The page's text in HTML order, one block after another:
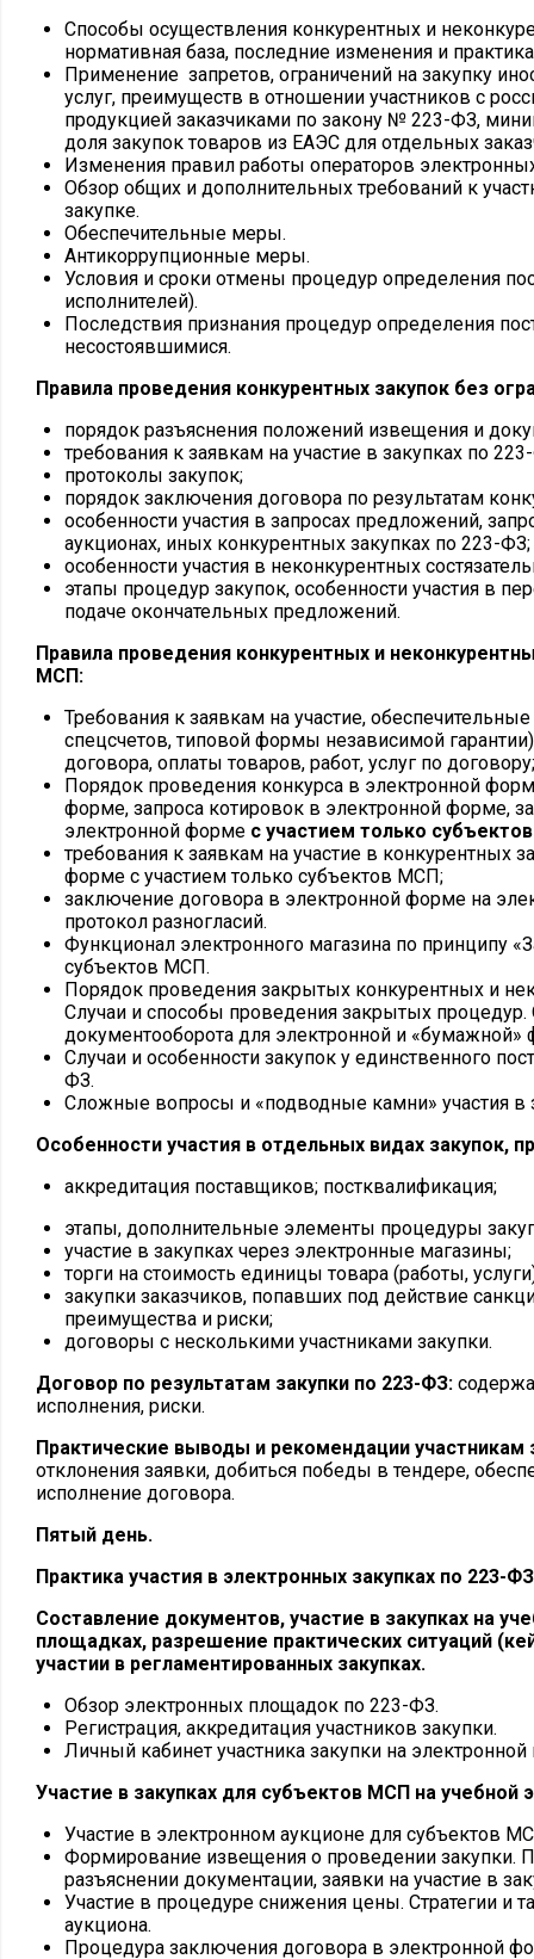
Способы осуществления конкурентных и
нормативная база, последние изменения и
Применение запретов, ограничений на закупку
услуг, преимуществ в отношении участников с
продукцией заказчиками по закону № 223-ФЗ,
доля закупок товаров из ЕАЭС для отдельных
Изменения правил работы операторов
Обзор общих и дополнительных требований к
закупке.
Обеспечительные меры.
Антикоррупционные меры.
Условия и сроки отмены процедур определения
исполнителей).
Последствия признания процедур определения
несостоявшимися.
Правила проведения конкурентных закупок без
порядок разъяснения положений извещения и
требования к заявкам на участие в закупках по
протоколы закупок;
порядок заключения договора по результатам
особенности участия в запросах предложений,
аукционах, иных конкурентных закупках по 223-ФЗ;
особенности участия в неконкурентных
этапы процедур закупок, особенности участия в
подаче окончательных предложений.
Правила проведения конкурентных и
МСП:
Требования к заявкам на участие,
спецсчетов, типовой формы независимой
договора, оплаты товаров, работ, услуг по договору;
Порядок проведения конкурса в электронной
форме, запроса котировок в электронной форме,
электронной форме с участием только
требования к заявкам на участие в конкурентных
форме с участием только субъектов МСП;
заключение договора в электронной форме на
протокол разногласий.
Функционал электронного магазина по принципу
субъектов МСП.
Порядок проведения закрытых конкурентных и
Случаи и способы проведения закрытых процедур.
документооборота для электронной и «бумажной»
Случаи и особенности закупок у единственного
ФЗ.
Сложные вопросы и «подводные камни» участия в
Особенности участия в отдельных видах закупок,
аккредитация поставщиков; постквалификация;
этапы, дополнительные элементы процедуры
участие в закупках через электронные магазины;
торги на стоимость единицы товара (работы,
закупки заказчиков, попавших под действие
преимущества и риски;
договоры с несколькими участниками закупки.
Договор по результатам закупки по 223-ФЗ:
исполнения, риски.
Практические выводы и рекомендации участникам
отклонения заявки, добиться победы в тендере,
исполнение договора.
Пятый день.
Практика участия в электронных закупках по 223-
Составление документов, участие в закупках на
площадках, разрешение практических ситуаций
участии в регламентированных закупках.
Обзор электронных площадок по 223-ФЗ.
Регистрация, аккредитация участников закупки.
Личный кабинет участника закупки на
Участие в закупках для субъектов МСП на учебной
Участие в электронном аукционе для субъектов
Формирование извещения о проведении закупки.
разъяснении документации, заявки на участие в
Участие в процедуре снижения цены. Стратегии и
аукциона.
Процедура заключения договора в электронной